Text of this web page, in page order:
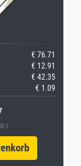
€ 76.71
€ 12.91
€ 42.35
€ 1.09